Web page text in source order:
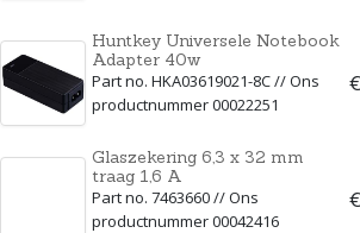
Huntkey Universele Notebook
Adapter 40w
Part no. HKA03619021-8C // Ons
productnummer 00022251
Glaszekering 6,3 x 32 mm
traag 1,6 A
Part no. 7463660 // Ons
productnummer 00042416